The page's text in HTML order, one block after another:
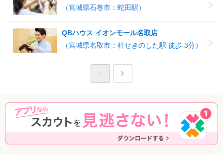
（宮城県石巻市：蛇田駅）
QBハウス イオンモール名取店
（宮城県名取市：杜せきのした駅 徒歩 3分）